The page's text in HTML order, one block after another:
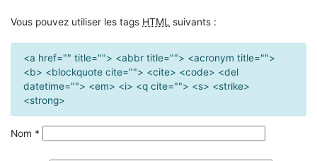
Vous pouvez utiliser les tags HTML suivants :
<a href="" title=""> <abbr title=""> <acronym title="">
<b> <blockquote cite=""> <cite> <code> <del
datetime=""> <em> <i> <q cite=""> <s> <strike>
<strong>
Nom *